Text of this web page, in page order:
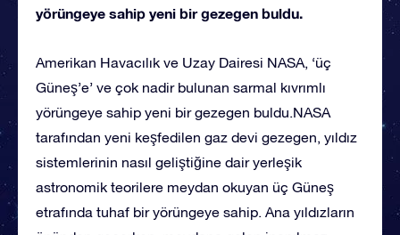
yörüngeye sahip yeni bir gezegen buldu.
Amerikan Havacılık ve Uzay Dairesi NASA, ‘üç
Güneş’e’ ve çok nadir bulunan sarmal kıvrımlı
yörüngeye sahip yeni bir gezegen buldu.NASA
tarafından yeni keşfedilen gaz devi gezegen, yıldız
sistemlerinin nasıl geliştiğine dair yerleşik
astronomik teorilere meydan okuyan üç Güneş
etrafında tuhaf bir yörüngeye sahip. Ana yıldızların